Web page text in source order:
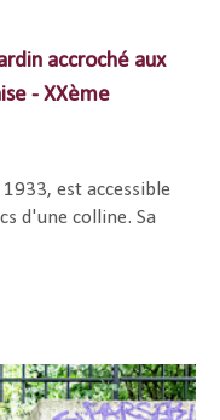
accroché aux
- XXème
est accessible
d'une colline. Sa